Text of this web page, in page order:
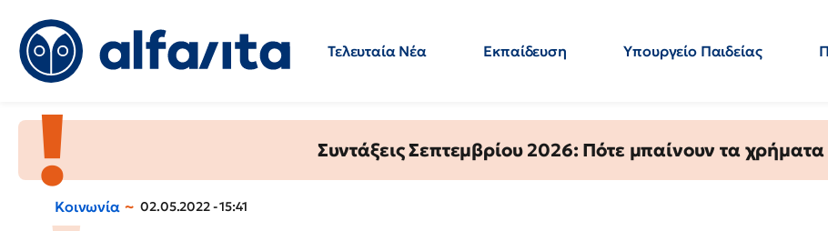
Τελευταία Νέα Εκπαίδευση Υπουργείο Παιδείας
Συντάξεις Σεπτεμβρίου 2026: Πότε μπαίνουν τα
Κοινωνία 02.05.2022 - 15:41